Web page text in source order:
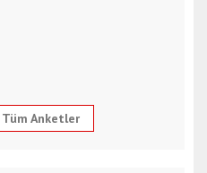
Tüm Anketler